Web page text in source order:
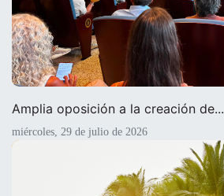
Amplia oposición a la creación de...
miércoles, 29 de julio de 2026